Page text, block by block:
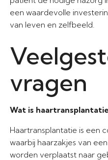
een waardevolle
van leven en zelfbeeld.
vragen
Wat is
Haartransplantatie is een
waarbij haarzakjes van
worden verplaatst naar